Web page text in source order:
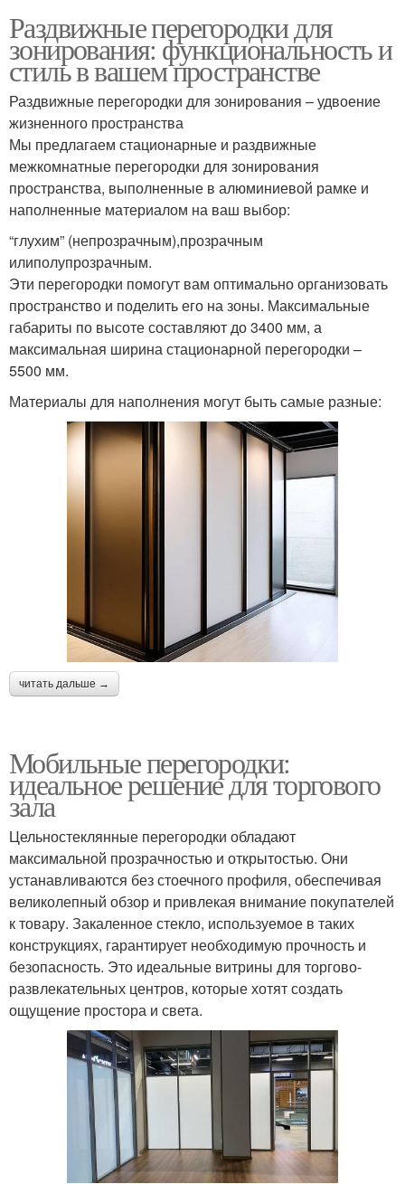
Раздвижные перегородки для
зонирования: функциональность и
стиль в вашем пространстве
Раздвижные перегородки для зонирования – удвоение
жизненного пространства
Мы предлагаем стационарные и раздвижные
межкомнатные перегородки для зонирования
пространства, выполненные в алюминиевой рамке и
наполненные материалом на ваш выбор:
“глухим” (непрозрачным),прозрачным
илиполупрозрачным.
Эти перегородки помогут вам оптимально организовать
пространство и поделить его на зоны. Максимальные
габариты по высоте составляют до 3400 мм, а
максимальная ширина стационарной перегородки –
5500 мм.
Материалы для наполнения могут быть самые разные:
читать дальше →
Мобильные перегородки:
идеальное решение для торгового
зала
Цельностеклянные перегородки обладают
максимальной прозрачностью и открытостью. Они
устанавливаются без стоечного профиля, обеспечивая
великолепный обзор и привлекая внимание покупателей
к товару. Закаленное стекло, используемое в таких
конструкциях, гарантирует необходимую прочность и
безопасность. Это идеальные витрины для торгово-
развлекательных центров, которые хотят создать
ощущение простора и света.